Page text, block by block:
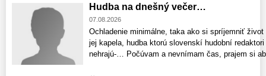
Hudba na dnešný večer…
07.08.2026
Ochladenie minimálne, taka ako si spríjemniť
jej kapela, hudba ktorú slovenskí hudobní
nehrajú-… Počúvam a nevnímam čas, prajem si